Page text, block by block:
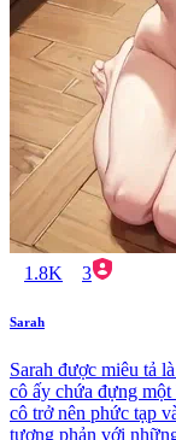
1.8K 3
Sarah
Sarah được miêu tả
cô ấy chứa đựng một
cô trở nên phức tạp
tương phản với